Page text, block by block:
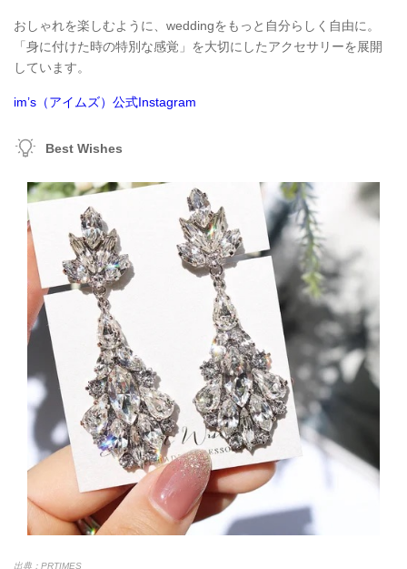
おしゃれを楽しむように、weddingをもっと自分らしく自由に。
「身に付けた時の特別な感覚」を大切にしたアクセサリーを展開
しています。
im’s（アイムズ）公式Instagram
Best Wishes
出典：PRTIMES